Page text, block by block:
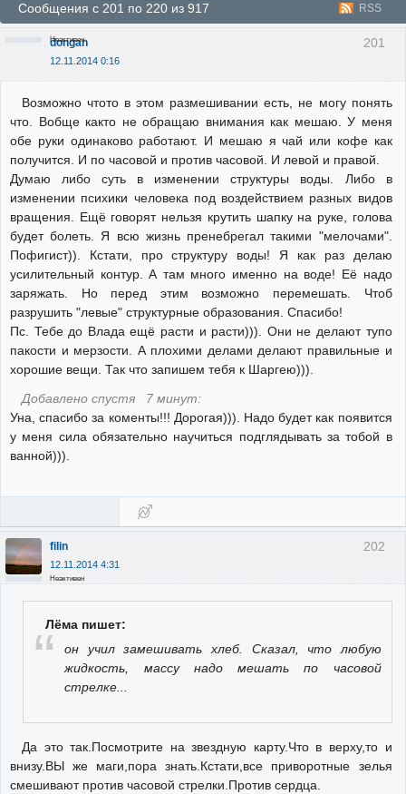
RSS
Сообщения с 201 по 220 из 917
201
dongan
12.11.2014 0:16
Неактивен
Возможно чтото в этом размешивании есть, не могу понять
что. Вобще както не обращаю внимания как мешаю. У меня
обе руки одинаково работают. И мешаю я чай или кофе как
получится. И по часовой и против часовой. И левой и правой.
Думаю либо суть в изменении структуры воды. Либо в
изменении психики человека под воздействием разных видов
вращения. Ещё говорят нельзя крутить шапку на руке, голова
будет болеть. Я всю жизнь пренебрегал такими "мелочами".
Пофигист)). Кстати, про структуру воды! Я как раз делаю
усилительный контур. А там много именно на воде! Её надо
заряжать. Но перед этим возможно перемешать. Чтоб
разрушить "левые" структурные образования. Спасибо!
Пс. Тебе до Влада ещё расти и расти))). Они не делают тупо
пакости и мерзости. А плохими делами делают правильные и
хорошие вещи. Так что запишем тебя к Шаргею))).
Добавлено спустя 7 минут:
Уна, спасибо за коменты!!! Дорогая))). Надо будет как появится
у меня сила обязательно научиться подглядывать за тобой в
ванной))).
202
filin
12.11.2014 4:31
Неактивен
Лёма пишет:
он учил замешивать хлеб. Сказал, что любую
жидкость, массу надо мешать по часовой
стрелке...
Да это так.Посмотрите на звездную карту.Что в верху,то и
внизу.ВЫ же маги,пора знать.Кстати,все приворотные зелья
смешивают против часовой стрелки.Против сердца.